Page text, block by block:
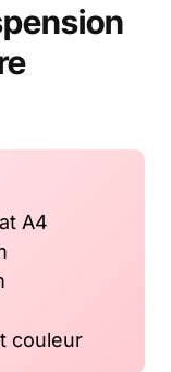
A4
couleur